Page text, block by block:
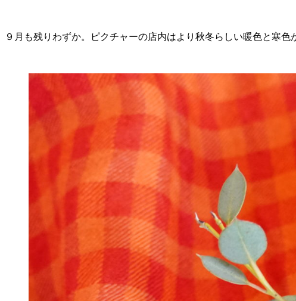
９月も残りわずか。ピクチャーの店内はより秋冬らしい暖色と寒